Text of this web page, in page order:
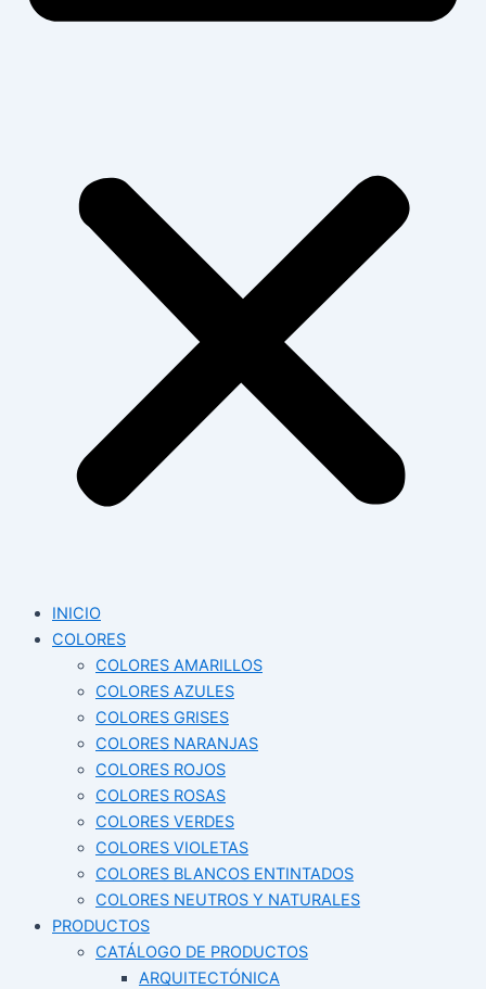
INICIO
COLORES
COLORES AMARILLOS
COLORES AZULES
COLORES GRISES
COLORES NARANJAS
COLORES ROJOS
COLORES ROSAS
COLORES VERDES
COLORES VIOLETAS
COLORES BLANCOS ENTINTADOS
COLORES NEUTROS Y NATURALES
PRODUCTOS
CATÁLOGO DE PRODUCTOS
ARQUITECTÓNICA